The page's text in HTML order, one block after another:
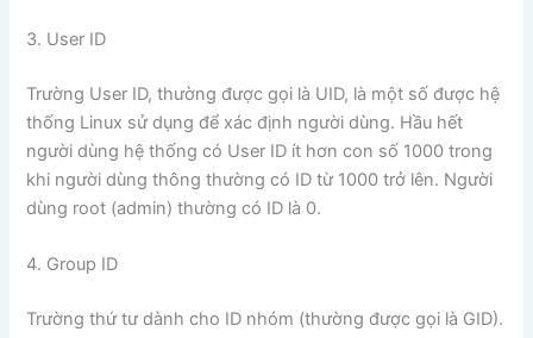
3. User ID
Trường User ID, thường được gọi là UID, là một số được hệ
thống Linux sử dụng để xác định người dùng. Hầu hết
người dùng hệ thống có User ID ít hơn con số 1000 trong
khi người dùng thông thường có ID từ 1000 trở lên. Người
dùng root (admin) thường có ID là 0.
4. Group ID
Trường thứ tư dành cho ID nhóm (thường được gọi là GID).